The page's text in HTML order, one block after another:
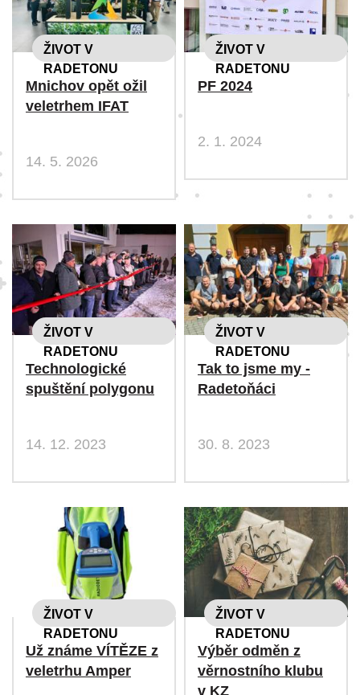
ŽIVOT V
RADETONU
Mnichov opět ožil
veletrhem IFAT
14. 5. 2026
ŽIVOT V
RADETONU
PF 2024
2. 1. 2024
ŽIVOT V
RADETONU
Technologické
spuštění polygonu
14. 12. 2023
ŽIVOT V
RADETONU
Tak to jsme my -
Radetoňáci
30. 8. 2023
ŽIVOT V
RADETONU
Už známe VÍTĚZE z
veletrhu Amper
ŽIVOT V
RADETONU
Výběr odměn z
věrnostního klubu
v KZ